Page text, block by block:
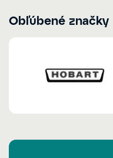
Obľúbené značky